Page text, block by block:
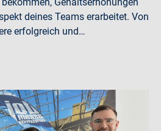
deines Teams erarbeitet. Von
erfolgreich und…